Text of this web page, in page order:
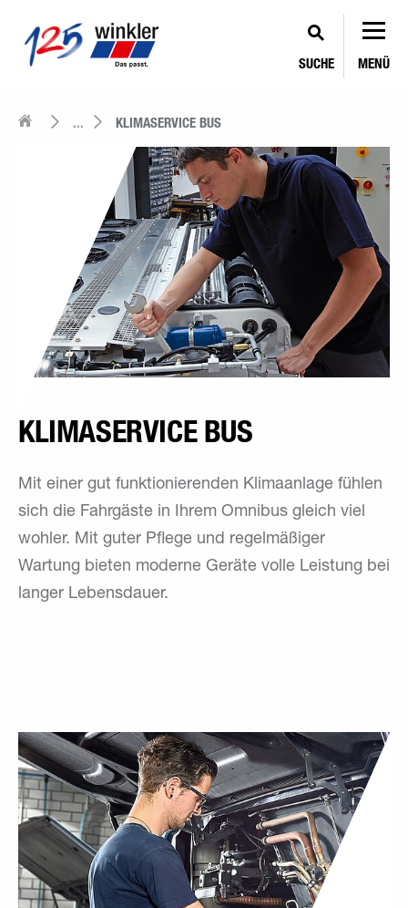
SUCHE MENÜ
... KLIMASERVICE BUS
KLIMASERVICE BUS
Mit einer gut funktionierenden Klimaanlage fühlen
sich die Fahrgäste in Ihrem Omnibus gleich viel
wohler. Mit guter Pflege und regelmäßiger
Wartung bieten moderne Geräte volle Leistung bei
langer Lebensdauer.